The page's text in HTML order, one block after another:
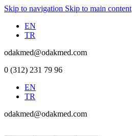
Skip to navigation Skip to main content
EN
TR
odakmed@odakmed.com
0 (312) 231 79 96
EN
TR
odakmed@odakmed.com